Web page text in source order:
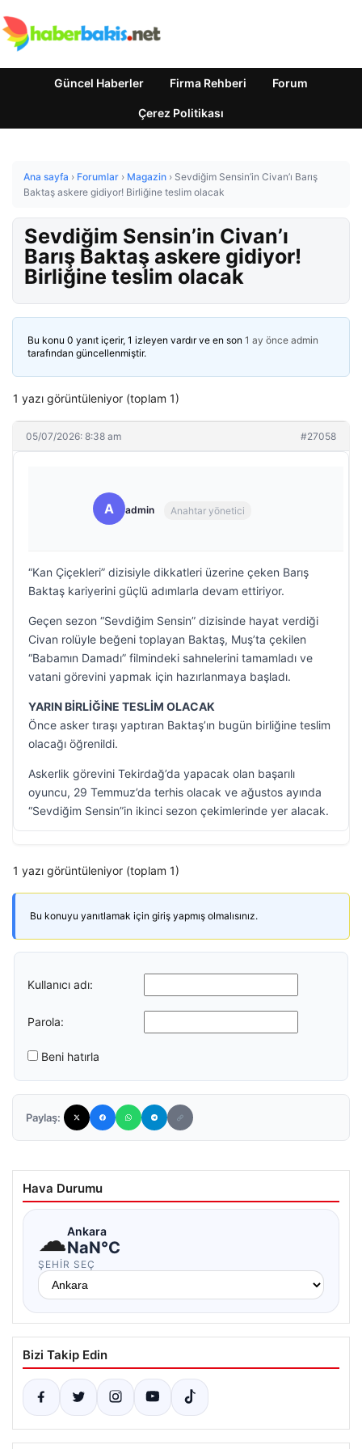
Güncel Haberler Firma Rehberi Forum
Çerez Politikası
Ana sayfa › Forumlar › Magazin › Sevdiğim Sensin’in Civan’ı Barış
Baktaş askere gidiyor! Birliğine teslim olacak
Sevdiğim Sensin’in Civan’ı
Barış Baktaş askere gidiyor!
Birliğine teslim olacak
Bu konu 0 yanıt içerir, 1 izleyen vardır ve en son 1 ay önce admin
tarafından güncellenmiştir.
1 yazı görüntüleniyor (toplam 1)
05/07/2026: 8:38 am #27058
A admin Anahtar yönetici
“Kan Çiçekleri” dizisiyle dikkatleri üzerine çeken Barış
Baktaş kariyerini güçlü adımlarla devam ettiriyor.
Geçen sezon “Sevdiğim Sensin” dizisinde hayat verdiği
Civan rolüyle beğeni toplayan Baktaş, Muş’ta çekilen
“Babamın Damadı” filmindeki sahnelerini tamamladı ve
vatani görevini yapmak için hazırlanmaya başladı.
YARIN BİRLİĞİNE TESLİM OLACAK
Önce asker tıraşı yaptıran Baktaş’ın bugün birliğine teslim
olacağı öğrenildi.
Askerlik görevini Tekirdağ’da yapacak olan başarılı
oyuncu, 29 Temmuz’da terhis olacak ve ağustos ayında
“Sevdiğim Sensin”in ikinci sezon çekimlerinde yer alacak.
1 yazı görüntüleniyor (toplam 1)
Bu konuyu yanıtlamak için giriş yapmış olmalısınız.
Kullanıcı adı:
Parola:
Beni hatırla
Paylaş:
Hava Durumu
☁Ankara
NaN°C
ŞEHIR SEÇ
Bizi Takip Edin